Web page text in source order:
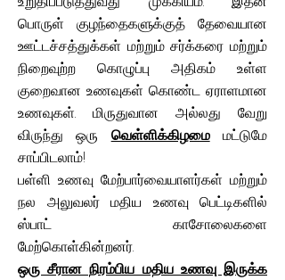
பொருள் குழந்தைகளுக்குத் தேவையான
ஊட்டச்சத்துக்கள் மற்றும் சர்க்கரை மற்றும்
நிறைவுற்ற கொழுப்பு அதிகம் உள்ள
குறைவான உணவுகள் கொண்ட ஏராளமான
உணவுகள். மிருதுவான அல்லது வேறு
விருந்து ஒரு வெள்ளிக்கிழமைமட்டுமே
சாப்பிடலாம்!
பள்ளி உணவு மேற்பார்வையாளர்கள் மற்றும்
நல அலுவலர் மதிய உணவு பெட்டிகளில்
ஸ்பாட் காசோலைகளை
மேற்கொள்கின்றனர்.
ஒரு சீரான நிரம்பிய மதிய உணவு இருக்க